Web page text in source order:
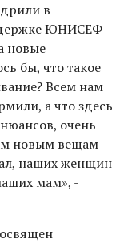
в
ЮНИСЕФ
новые
бы, что такое
Всем нам
а что здесь
очень
новым вещам
наших женщин
мам», -